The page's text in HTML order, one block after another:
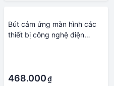
Bút cảm ứng màn hình các
thiết bị công nghệ điện
468.000₫